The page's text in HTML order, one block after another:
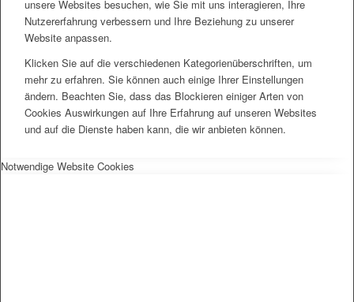
unsere Websites besuchen, wie Sie mit uns interagieren, Ihre
Nutzererfahrung verbessern und Ihre Beziehung zu unserer
Website anpassen.
Klicken Sie auf die verschiedenen Kategorienüberschriften, um
mehr zu erfahren. Sie können auch einige Ihrer Einstellungen
ändern. Beachten Sie, dass das Blockieren einiger Arten von
Cookies Auswirkungen auf Ihre Erfahrung auf unseren Websites
und auf die Dienste haben kann, die wir anbieten können.
Notwendige Website Cookies